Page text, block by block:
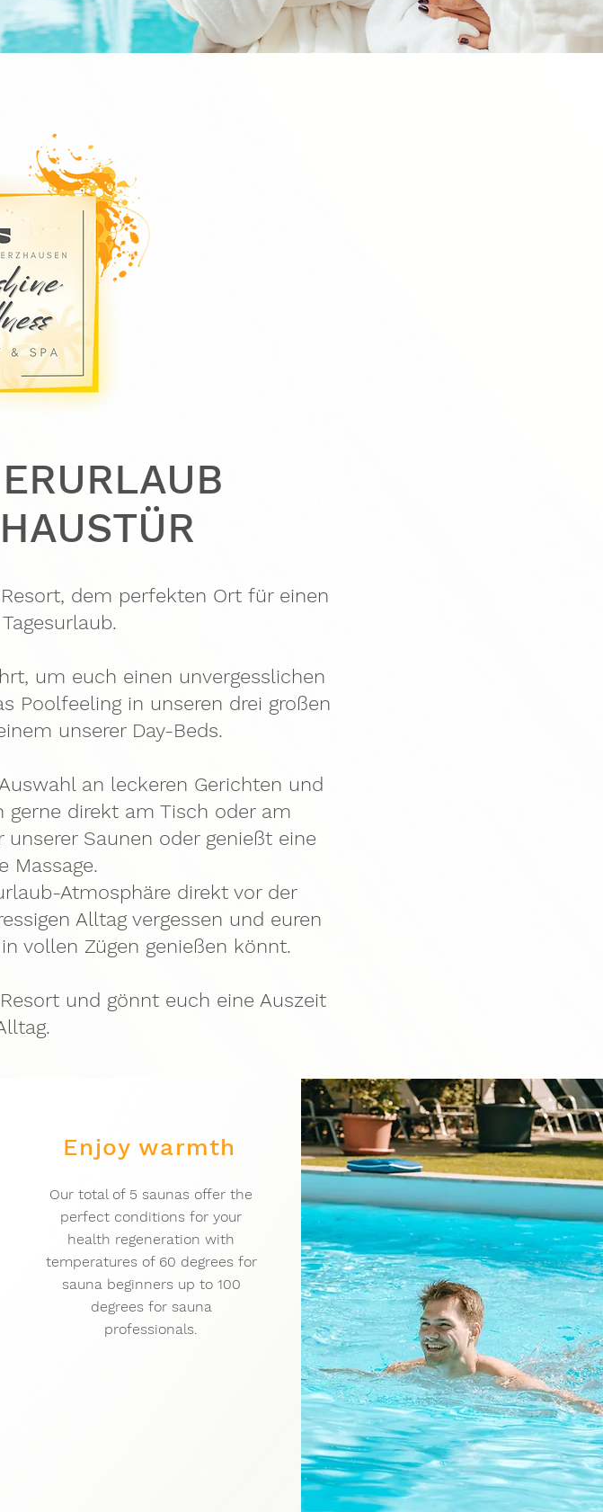
dem perfekten Ort für einen
um euch einen unvergesslichen
Poolfeeling in unseren drei großen
unserer Day-Beds.
an leckeren Gerichten und
direkt am Tisch oder am
Saunen oder genießt eine
Massage.
Atmosphäre direkt vor der
Alltag vergessen und euren
vollen Zügen genießen könnt.
und gönnt euch eine Auszeit
Enjoy warmth
Our total of 5 saunas offer the
perfect conditions for your
health regeneration with
temperatures of 60 degrees for
sauna beginners up to 100
degrees for sauna
professionals.